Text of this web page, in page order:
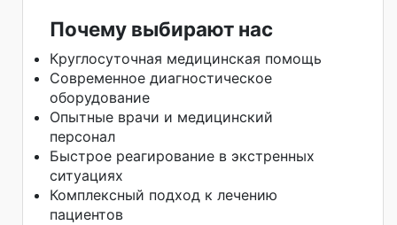
Почему выбирают нас
Круглосуточная медицинская помощь
Современное диагностическое
оборудование
Опытные врачи и медицинский
персонал
Быстрое реагирование в экстренных
ситуациях
Комплексный подход к лечению
пациентов